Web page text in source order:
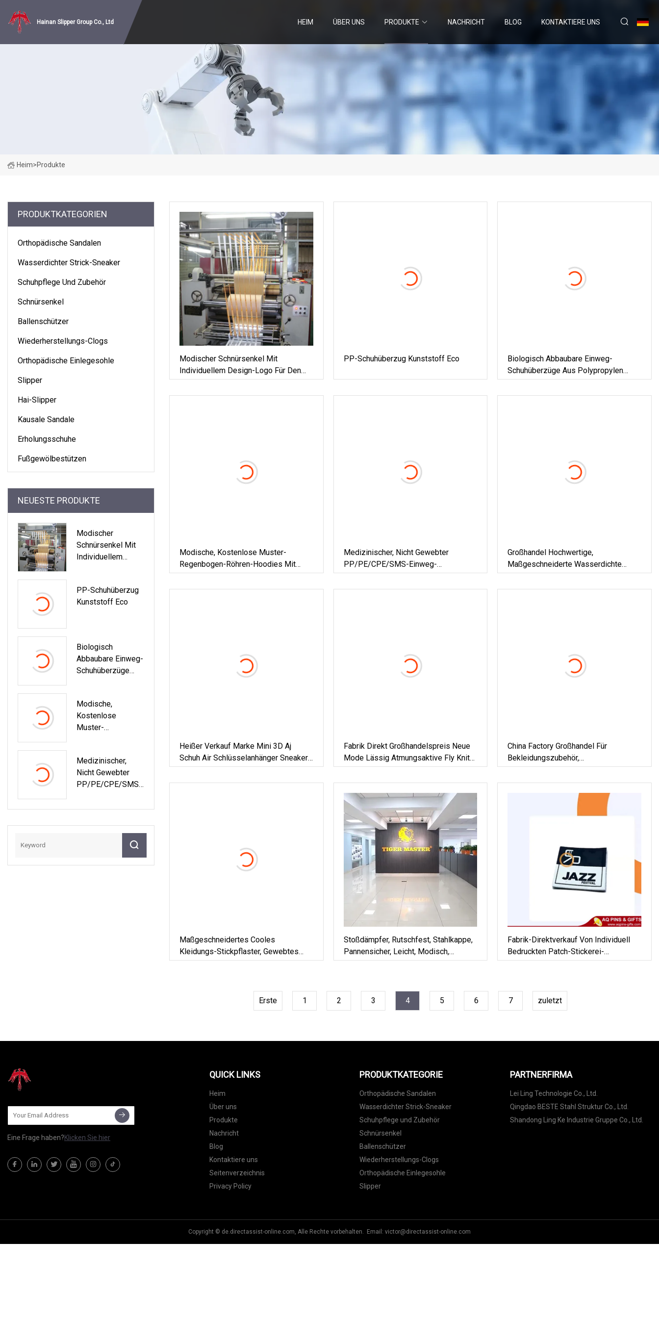
Hainan Slipper Group Co., Ltd HEIM ÜBER UNS PRODUKTE NACHRICHT BLOG KONTAKTIERE UNS
Heim>Produkte
PRODUKTKATEGORIEN
Orthopädische Sandalen
Wasserdichter Strick-Sneaker
Schuhpflege Und Zubehör
Schnürsenkel
Ballenschützer
Wiederherstellungs-Clogs
Orthopädische Einlegesohle
Slipper
Hai-Slipper
Kausale Sandale
Erholungsschuhe
Fußgewölbestützen
NEUESTE PRODUKTE
Modischer
Schnürsenkel Mit
Individuellem
PP-Schuhüberzug
Kunststoff Eco
Biologisch
Abbaubare Einweg-
Schuhüberzüge
Reinigung/Lebens
Mittelverarbeitung/
Gesundheitswesen
Modische,
Kostenlose
Muster-
Mit String-Dye-
Sublimationsdruck,
Flache
Transparenten
Medizinischer,
Nicht Gewebter
PP/PE/CPE/SMS-
Schuhüberzug Für
Gesundheitswesen
Modischer Schnürsenkel Mit
Individuellem Design-Logo Für Den
Sport
PP-Schuhüberzug Kunststoff Eco
Biologisch Abbaubare Einweg-
Schuhüberzüge Aus Polypropylen
(PP), Blau,
Reinigung/Lebensmittelverarbeitung/
Modische, Kostenlose Muster-
Regenbogen-Röhren-Hoodies Mit
String-Dye-Sublimationsdruck, Flache
Schnürsenkel Mit Transparenten
Medizinischer, Nicht Gewebter
PP/PE/CPE/SMS-Einweg-
Schuhüberzug Für Das
Gesundheitswesen
Großhandel Hochwertige,
Maßgeschneiderte Wasserdichte
Leder-PU-Wappen-Stoffetiketten,
Gewebtes Etikett Für
Heißer Verkauf Marke Mini 3D Aj
Schuh Air Schlüsselanhänger Sneaker
Anhänger Sportschuhe Puppe
Schlüsselanhänger PVC Autoschlüssel
Fabrik Direkt Großhandelspreis Neue
Mode Lässig Atmungsaktive Fly Knit
Laufschuhe Männer Sportschuhe
Turnschuhe
China Factory Großhandel Für
Bekleidungszubehör,
Kundenspezifisches Hochdichtes
Polyester-Kleidungsetikett Mit
Gewebtem Etikett Aus
Maßgeschneidertes Cooles
Kleidungs-Stickpflaster, Gewebtes
Etikett Für Bekleidungszubehör
Stoßdämpfer, Rutschfest, Stahlkappe,
Pannensicher, Leicht, Modisch,
Sicherheitsschuhe, Sneaker
Fabrik-Direktverkauf Von Individuell
Bedruckten Patch-Stickerei-
Webetiketten Für Bekleidungszubehör
Erste 1 2 3 4 5 6 7 zuletzt
Eine Frage haben?Klicken Sie hier
QUICK LINKS
Heim
Über uns
Produkte
Nachricht
Blog
Kontaktiere uns
Seitenverzeichnis
Privacy Policy
PRODUKTKATEGORIE
Orthopädische Sandalen
Wasserdichter Strick-Sneaker
Schuhpflege und Zubehör
Schnürsenkel
Ballenschützer
Wiederherstellungs-Clogs
Orthopädische Einlegesohle
Slipper
PARTNERFIRMA
Lei Ling Technologie Co., Ltd.
Qingdao BESTE Stahl Struktur Co., Ltd.
Shandong Ling Ke Industrie Gruppe Co., Ltd.
Copyright © de.directassist-online.com, Alle Rechte vorbehalten. Email: victor@directassist-online.com